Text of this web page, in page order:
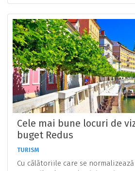
Cele mai bune locuri de
buget Redus
TURISM
Cu călătoriile care se